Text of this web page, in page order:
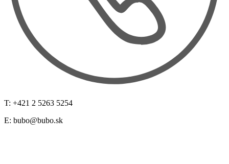
T: +421 2 5263 5254
E: bubo@bubo.sk